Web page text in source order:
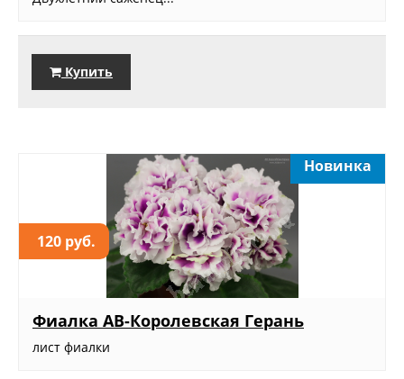
Купить
120 руб.
Новинка
Фиалка АВ-Королевская Герань
лист фиалки